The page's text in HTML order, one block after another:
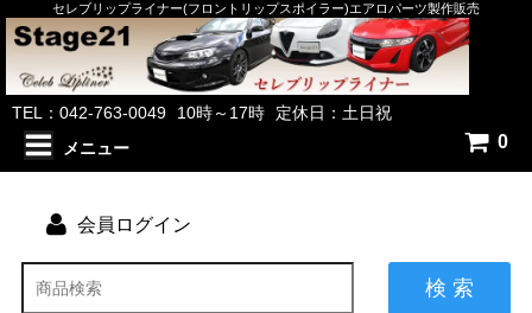
セレブリップライナー(フロントリップスポイラー)エアロパーツ製作販売
TEL：042-763-0049 10時～17時 定休日：土日祝
メニュー 0
会員ログイン
検 索